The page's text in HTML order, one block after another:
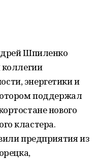
Шпиленко
коллегии
энергетики и
поддержал
нового
кластера.
предприятия из